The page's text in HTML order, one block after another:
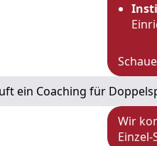
ein Coaching für
Wir